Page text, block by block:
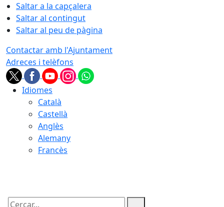
Saltar a la capçalera
Saltar al contingut
Saltar al peu de pàgina
Contactar amb l'Ajuntament
Adreces i telèfons
Idiomes
Català
Castellà
Anglès
Alemany
Francès